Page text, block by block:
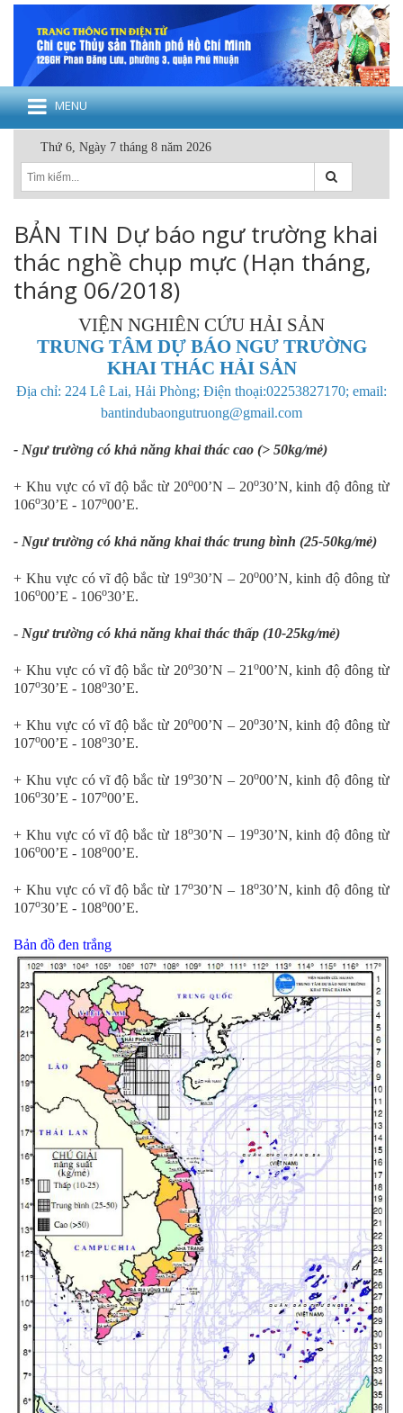
MENU
Thứ 6, Ngày 7 tháng 8 năm 2026
BẢN TIN Dự báo ngư trường khai
thác nghề chụp mực (Hạn tháng,
tháng 06/2018)
VIỆN NGHIÊN CỨU HẢI SẢN
TRUNG TÂM DỰ BÁO NGƯ TRƯỜNG
KHAI THÁC HẢI SẢN
Địa chỉ: 224 Lê Lai, Hải Phòng; Điện thoại:02253827170; email:
bantindubaongutruong@gmail.com
- Ngư trường có khả năng khai thác cao (> 50kg/mẻ)
+ Khu vực có vĩ độ bắc từ 20o00’N – 20o30’N, kinh độ đông từ
106o30’E - 107o00’E.
- Ngư trường có khả năng khai thác trung bình (25-50kg/mẻ)
+ Khu vực có vĩ độ bắc từ 19o30’N – 20o00’N, kinh độ đông từ
106o00’E - 106o30’E.
- Ngư trường có khả năng khai thác thấp (10-25kg/mẻ)
+ Khu vực có vĩ độ bắc từ 20o30’N – 21 o00’N, kinh độ đông từ
107o30’E - 108o30’E.
+ Khu vực có vĩ độ bắc từ 20o00’N – 20o30’N, kinh độ đông từ
107o00’E - 108o30’E.
+ Khu vực có vĩ độ bắc từ 19o30’N – 20o00’N, kinh độ đông từ
106o30’E - 107o00’E.
+ Khu vực có vĩ độ bắc từ 18o30’N – 19o30’N, kinh độ đông từ
106o00’E - 108o00’E.
+ Khu vực có vĩ độ bắc từ 17o30’N – 18o30’N, kinh độ đông từ
107o30’E - 108o00’E.
Bản đồ đen trắng